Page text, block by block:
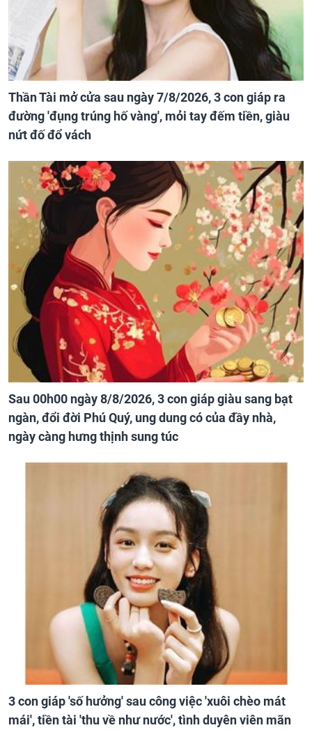
Thần Tài mở cửa sau ngày 7/8/2026, 3 con giáp ra
đường 'đụng trúng hố vàng', mỏi tay đếm tiền, giàu
nứt đố đổ vách
Sau 00h00 ngày 8/8/2026, 3 con giáp giàu sang bạt
ngàn, đổi đời Phú Quý, ung dung có của đầy nhà,
ngày càng hưng thịnh sung túc
3 con giáp 'số hưởng' sau công việc 'xuôi chèo mát
mái', tiền tài 'thu về như nước', tình duyên viên mãn